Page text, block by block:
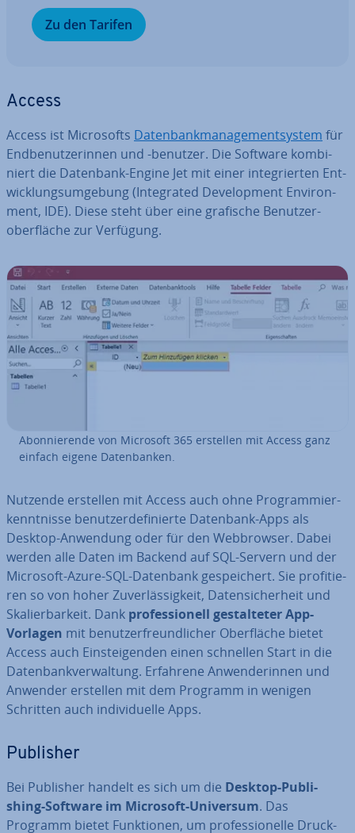
Zu den Tarifen
Access
Access ist Mi­cro­softs Da­ten­bank­ma­nage­ment­sys­tem für
End­be­nut­ze­rin­nen und -benutzer. Die Software kom­bi­
niert die Datenbank-Engine Jet mit einer in­te­grier­ten Ent­
wick­lungs­um­ge­bung (In­te­gra­ted De­ve­lo­p­ment En­vi­ron­
ment, IDE). Diese steht über eine grafische Be­nut­zer­
ober­flä­che zur Verfügung.
Abon­nie­ren­de von Microsoft 365 erstellen mit Access ganz
einfach eigene Da­ten­ban­ken.
Nutzende erstellen mit Access auch ohne Pro­gram­mier­
kennt­nis­se be­nut­zer­de­fi­nier­te Datenbank-Apps als
Desktop-Anwendung oder für den Web­brow­ser. Dabei
werden alle Daten im Backend auf SQL-Servern und der
Microsoft-Azure-SQL-Datenbank ge­spei­chert. Sie pro­fi­tie­
ren so von hoher Zu­ver­läs­sig­keit, Da­ten­si­cher­heit und
Ska­lier­bar­keit. Dank pro­fes­sio­nell ge­stal­te­ter App-
Vorlagen mit be­nut­zer­freund­li­cher Ober­flä­che bietet
Access auch Ein­stei­gen­den einen schnellen Start in die
Da­ten­bank­ver­wal­tung. Erfahrene An­wen­de­rin­nen und
Anwender erstellen mit dem Programm in wenigen
Schritten auch in­di­vi­du­el­le Apps.
Publisher
Bei Publisher handelt es sich um die Desktop-Pu­bli­
shing-Software im Microsoft-Universum. Das
Programm bietet Funk­tio­nen, um pro­fes­sio­nel­le Druck­